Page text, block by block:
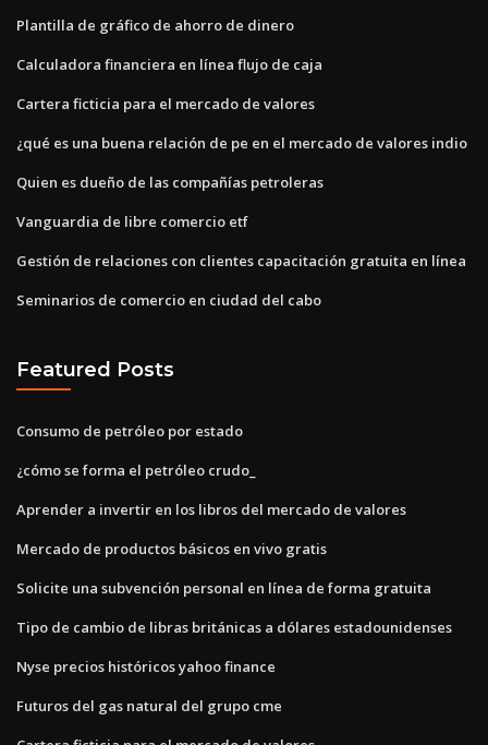
Plantilla de gráfico de ahorro de dinero
Calculadora financiera en línea flujo de caja
Cartera ficticia para el mercado de valores
¿qué es una buena relación de pe en el mercado de valores indio
Quien es dueño de las compañías petroleras
Vanguardia de libre comercio etf
Gestión de relaciones con clientes capacitación gratuita en línea
Seminarios de comercio en ciudad del cabo
Featured Posts
Consumo de petróleo por estado
¿cómo se forma el petróleo crudo_
Aprender a invertir en los libros del mercado de valores
Mercado de productos básicos en vivo gratis
Solicite una subvención personal en línea de forma gratuita
Tipo de cambio de libras británicas a dólares estadounidenses
Nyse precios históricos yahoo finance
Futuros del gas natural del grupo cme